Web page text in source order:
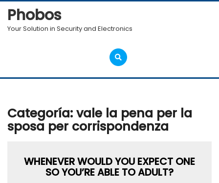
Skip
content
Phobos
Your Solution in Security and Electronics
Open
Menu
Categoría: vale la pena per la
sposa per corrispondenza
WHENEVER WOULD YOU EXPECT ONE
SO YOU’RE ABLE TO ADULT?